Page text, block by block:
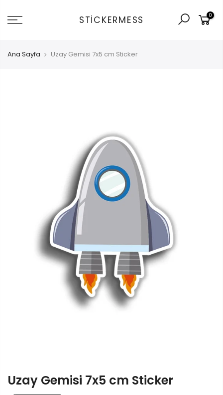
git
STICKERMESS 0
Ana Sayfa Uzay Gemisi 7x5 cm Sticker
Uzay Gemisi 7x5 cm Sticker